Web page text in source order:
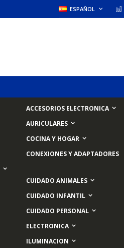
Skip
to
LANGUAGE
ESPAÑOL
ACCESORIOS ELECTRONICA
AURICULARES
COCINA Y HOGAR
CONEXIONES Y ADAPTADORES
CUIDADO ANIMALES
CUIDADO INFANTIL
CUIDADO PERSONAL
ELECTRONICA
ILUMINACION